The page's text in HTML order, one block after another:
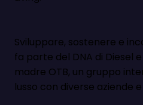
Sviluppare, sostenere e
fa parte del DNA di Diesel
madre OTB, un gruppo
lusso con diverse aziende